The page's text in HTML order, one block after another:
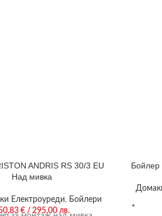
ANDRIS RS 30/3 EU
Над мивка
Електроуреди, Бойлери
€ / 295,00 лв.
Бойлер